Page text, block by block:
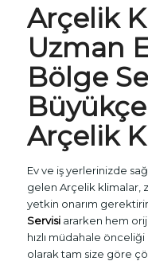
Arçelik
Uzman
Bölge
Arçelik
Ev ve iş yerlerinizde
gelen Arçelik klimalar,
yetkin onarım gerektirir.
Servisiararken hem
hızlı müdahale
olarak tam size göre